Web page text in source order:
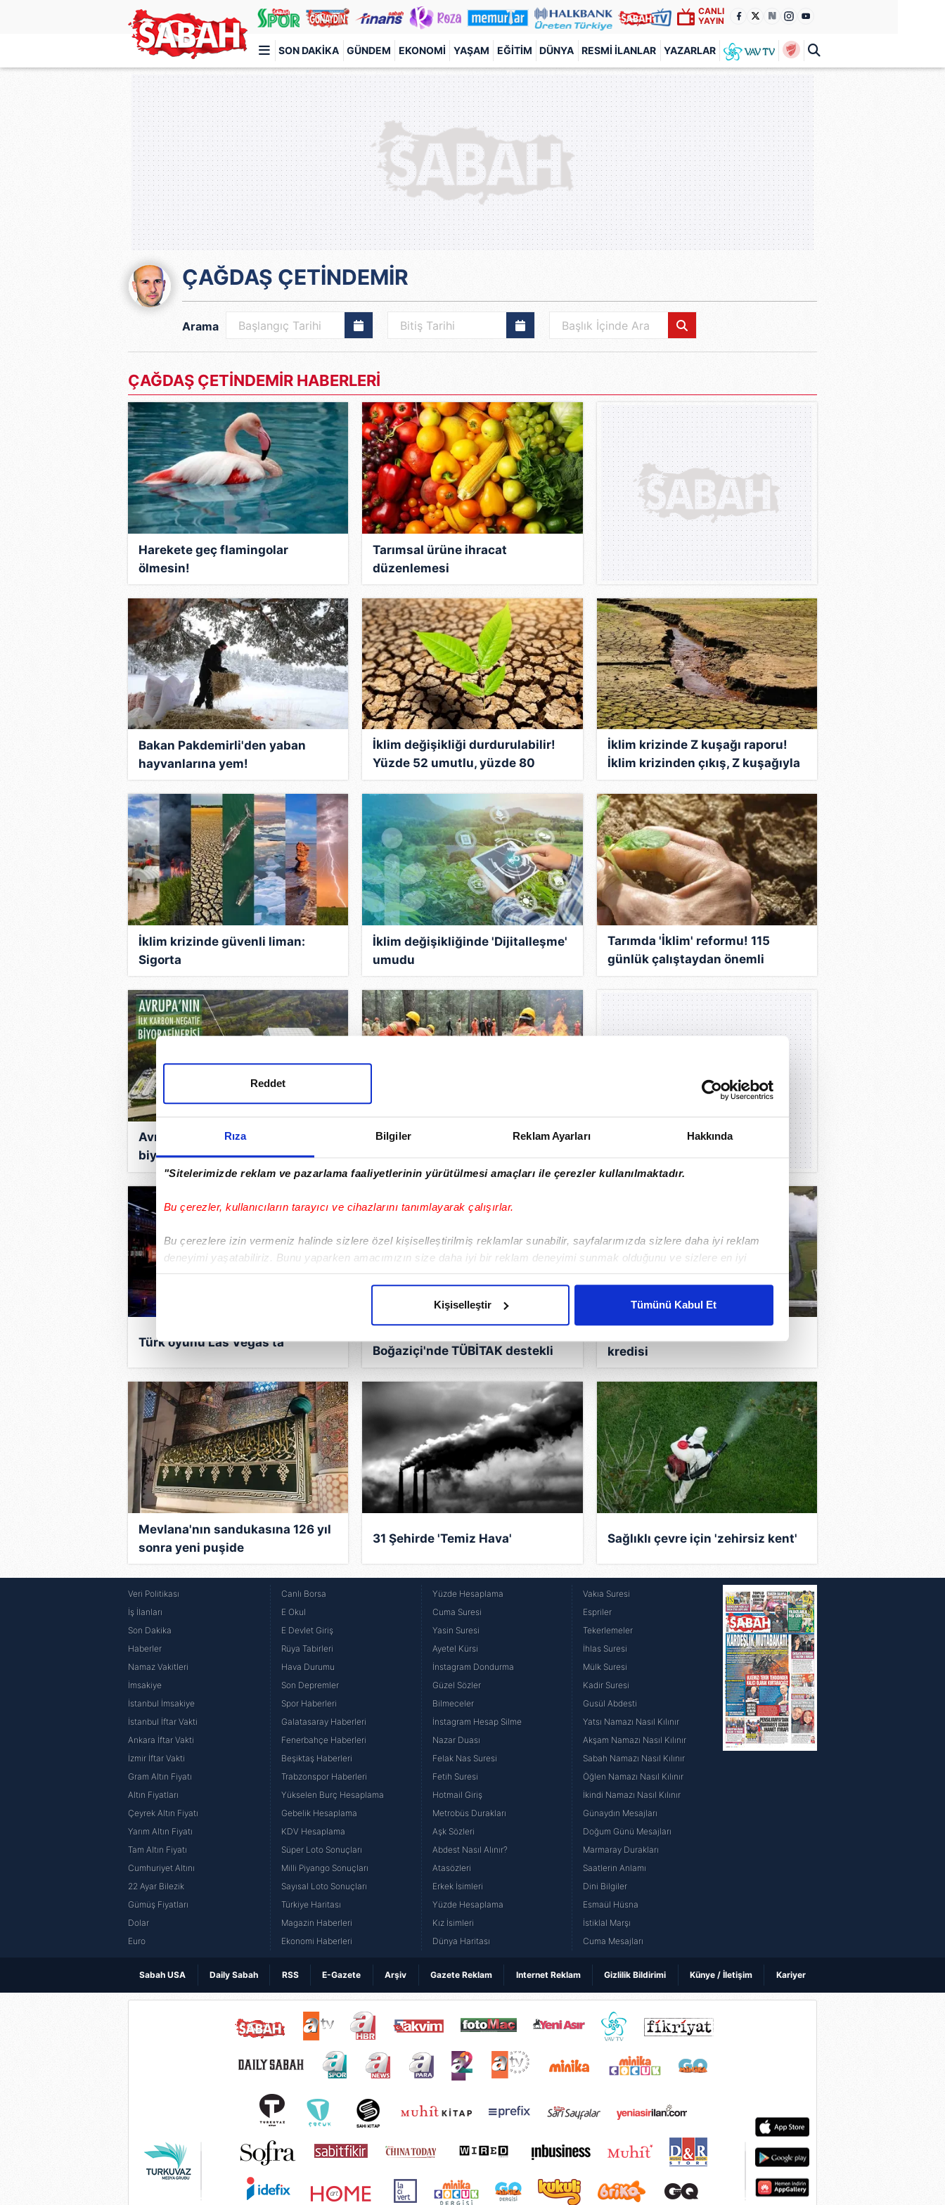
Rıza Bilgiler Reklam Ayarları Hakkında
"Sitelerimizde reklam ve pazarlama faaliyetlerinin yürütülmesi amaçları ile çerezler kullanılmaktadır.
Bu çerezler, kullanıcıların tarayıcı ve cihazlarını tanımlayarak çalışırlar.
Bu çerezlere izin vermeniz halinde sizlere özel kişiselleştirilmiş reklamlar sunabilir, sayfalarımızda sizlere daha iyi reklam
deneyimi yaşatabiliriz. Bunu yaparken amacımızın size daha iyi bir reklam deneyimi sunmak olduğunu ve sizlere en iyi
içerikleri sunabilmek adına elimizden gelen çabayı gösterdiğimizi ve bu noktada, reklamların maliyetlerimizi karşılamak
noktasında tek gelir kalemimiz olduğunu sizlere hatırlatmak isteriz.
Her halükârda, kullanıcılar, bu çerezlere izin vermedikleri takdirde, kullanıcılara hedefli reklamlar gösterilmeyecektir."
Sizlere daha iyi bir hizmet sunabilmek için İnternet Sitemizde kendimize ve üçüncü kişilere ait çerezler kullanılmaktadır. Bu
amacıyla kullanılmaktadır. Diğer çerezler, sitemizin daha işlevsel kılınması ve kişiselleştirilmesi ve sizlere yönelik
reklam/pazarlama faaliyetlerinin yapılması, amaçlarıyla sınırlı olarak açık rızanız dahilinde kullanılacaktır.
Çerezlere ilişkin tercihlerinizi aşağıda yer alan panel vasıtasıyla belirleyebilirsiniz. Çerezlere ilişkin detaylı bilgi için Ayarlar
butonuna tıklayabilir,Çerez Bilgilendirme Metnimizi ziyaret edebilirsiniz.
6698 sayılı Kişisel Verilerin Korunması Kanunu uyarınca hazırlanmış Aydınlatma Metnimizi okumak ve sitemizde ilgili
mevzuata uygun olarak kullanılan çerezlerle ilgili bilgi almak için lütfentıklayınız.
Reddet
Kişiselleştir Tümünü Kabul Et
CANLI
YAYIN
SON DAKIKA GÜNDEM EKONOMI YAŞAM EĞITIM DÜNYA RESMI İLANLAR YAZARLAR
Türkiye'nin en iyi haber sitesi
ÇAĞDAŞ ÇETİNDEMİR
Arama
ÇAĞDAŞ ÇETİNDEMİR HABERLERİ
Harekete geç flamingolar
ölmesin!
Tarımsal ürüne ihracat
düzenlemesi
Bakan Pakdemirli'den yaban
hayvanlarına yem!
İklim değişikliği durdurulabilir!
Yüzde 52 umutlu, yüzde 80
yardımcı
İklim krizinde Z kuşağı raporu!
İklim krizinden çıkış, Z kuşağıyla
mı olacak?
İklim krizinde güvenli liman:
Sigorta
İklim değişikliğinde 'Dijitalleşme'
umudu
Tarımda 'İklim' reformu! 115
günlük çalıştaydan önemli
kararlar çıktı
Avrupa'nın ilk karbon negatif
biyorafinerisi Boğaziçi'nde!
Projenin yüzde 85'ini AB finanse
ediyor
Hava Gücü ve Gönüllü Ordusu!
hamle
Türk oyunu Las Vegas'ta
Boğaziçi'nde TÜBİTAK destekli
'edebi makine çevirisi'
kredisi
Mevlana'nın sandukasına 126 yıl
sonra yeni puşide
31 Şehirde 'Temiz Hava' Sağlıklı çevre için 'zehirsiz kent'
Veri Politikası
İş İlanları
Son Dakika
Haberler
Namaz Vakitleri
İmsakiye
İstanbul İmsakiye
İstanbul İftar Vakti
Ankara İftar Vakti
İzmir İftar Vakti
Gram Altın Fiyatı
Altın Fiyatları
Çeyrek Altın Fiyatı
Yarım Altın Fiyatı
Tam Altın Fiyatı
Cumhuriyet Altını
22 Ayar Bilezik
Gümüş Fiyatları
Dolar
Euro
Canlı Borsa
E Okul
E Devlet Giriş
Rüya Tabirleri
Hava Durumu
Son Depremler
Spor Haberleri
Galatasaray Haberleri
Fenerbahçe Haberleri
Beşiktaş Haberleri
Trabzonspor Haberleri
Yükselen Burç Hesaplama
Gebelik Hesaplama
KDV Hesaplama
Süper Loto Sonuçları
Milli Piyango Sonuçları
Sayısal Loto Sonuçları
Türkiye Haritası
Magazin Haberleri
Ekonomi Haberleri
Yüzde Hesaplama
Cuma Suresi
Yasin Suresi
Ayetel Kürsi
İnstagram Dondurma
Güzel Sözler
Bilmeceler
İnstagram Hesap Silme
Nazar Duası
Felak Nas Suresi
Fetih Suresi
Hotmail Giriş
Metrobüs Durakları
Aşk Sözleri
Abdest Nasıl Alınır?
Atasözleri
Erkek İsimleri
Yüzde Hesaplama
Kız İsimleri
Dünya Haritası
Vakıa Suresi
Espriler
Tekerlemeler
İhlas Suresi
Mülk Suresi
Kadir Suresi
Gusül Abdesti
Yatsı Namazı Nasıl Kılınır
Akşam Namazı Nasıl Kılınır
Sabah Namazı Nasıl Kılınır
Öğlen Namazı Nasıl Kılınır
İkindi Namazı Nasıl Kılınır
Günaydın Mesajları
Doğum Günü Mesajları
Marmaray Durakları
Saatlerin Anlamı
Dini Bilgiler
Esmaül Hüsna
İstiklal Marşı
Cuma Mesajları
Sabah USA Daily Sabah RSS E-Gazete Arşiv Gazete Reklam Internet Reklam Gizlilik Bildirimi Künye / İletişim Kariyer